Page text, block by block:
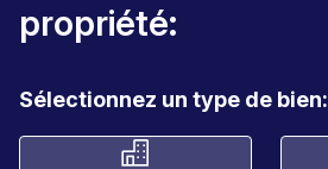
propriété:
Sélectionnez un type de bien: